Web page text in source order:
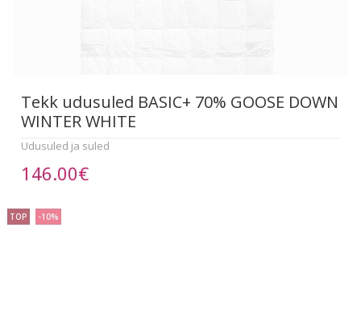
Tekk udusuled BASIC+ 70% GOOSE DOWN
WINTER WHITE
Udusuled ja suled
146.00€
TOP -10%